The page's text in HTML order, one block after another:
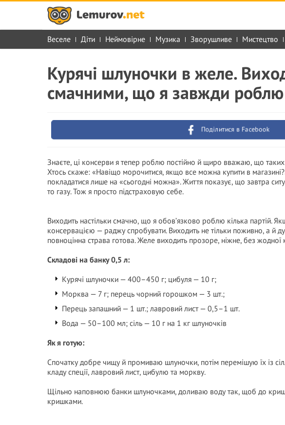
Веселе Діти Неймовірне Музика Зворушливе Мистецтво
Курячі шлуночки в желе.
смачними, що я завжди роблю
Поділитися в Facebook
Знаєте, ці консерви я тепер роблю постійно й щиро вважаю, що
Хтось скаже: «Навіщо морочитися, якщо все можна купити в
покладатися лише на «сьогодні можна». Життя показує, що завтра
то газу. Тож я просто підстраховую себе.
Виходить настільки смачно, що я обов’язково роблю кілька партій.
консервацією — раджу спробувати. Виходить не тільки поживно, а й
повноцінна страва готова. Желе виходить прозоре, ніжне, без
Складові на банку 0,5 л:
Курячі шлуночки — 400–450 г; цибуля — 10 г;
Морква — 7 г; перець чорний горошком — 3 шт.;
Перець запашний — 1 шт.; лавровий лист — 0,5–1 шт.
Вода — 50–100 мл; сіль — 10 г на 1 кг шлуночків
Як я готую:
Спочатку добре чищу й промиваю шлуночки, потім перемішую їх із
кладу спеції, лавровий лист, цибулю та моркву.
Щільно наповнюю банки шлуночками, доливаю воду так, щоб до
кришками.